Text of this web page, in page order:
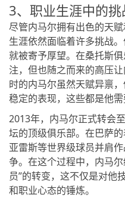
3、职业生涯中的
尽管内马尔拥有出色的天
生涯依然面临着许多挑战
就被寄予厚望。在桑托斯
注，但也随之而来的高压
时的内马尔虽然天赋异禀
稳定的表现，这些都是他需
2013年，内马尔正式转会
坛的顶级俱乐部。在巴萨
亚雷斯等世界级球员并肩
争。在这个过程中，内马
员”的转变，这不仅是对他
和职业心态的锤炼。